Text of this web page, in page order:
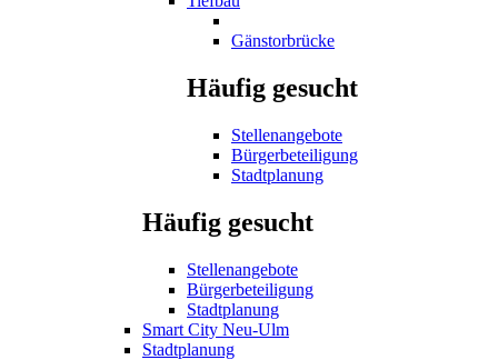
Gänstorbrücke
Häufig gesucht
Stellenangebote
Bürgerbeteiligung
Stadtplanung
Häufig gesucht
Stellenangebote
Bürgerbeteiligung
Stadtplanung
Smart City Neu-Ulm
Stadtplanung